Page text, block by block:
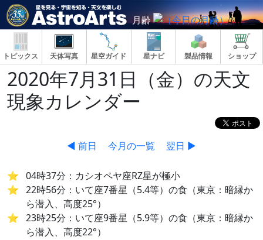
月齢
トピックス 天体写真 星空ガイド 星ナビ 製品情報 ショップ
2020年7月31日（金）の天文
現象カレンダー
◀ 前日 今月の一覧 翌日 ▶
04時37分：カシオペヤ座RZ星が極小
22時56分：いて座7番星（5.4等）の食（東京：暗縁か
ら潜入、高度25°）
23時25分：いて座9番星（5.9等）の食（東京：暗縁か
ら潜入、高度22°）